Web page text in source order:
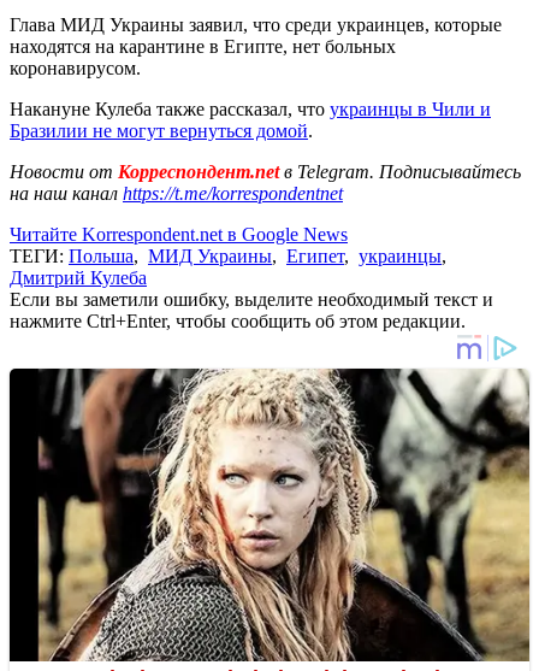
Глава МИД Украины заявил, что среди украинцев, которые
находятся на карантине в Египте, нет больных
коронавирусом.
Накануне Кулеба также рассказал, что украинцы в Чили и
Бразилии не могут вернуться домой.
Новости от Корреспондент.netв Telegram. Подписывайтесь
на наш канал https://t.me/korrespondentnet
Читайте Korrespondent.net в Google News
ТЕГИ: Польша, МИД Украины, Египет, украинцы,
Дмитрий Кулеба
Если вы заметили ошибку, выделите необходимый текст и
нажмите Ctrl+Enter, чтобы сообщить об этом редакции.